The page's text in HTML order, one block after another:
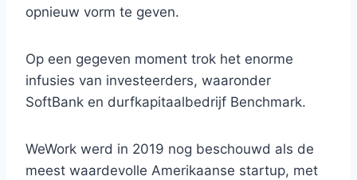
opnieuw vorm te geven.
Op een gegeven moment trok het enorme
infusies van investeerders, waaronder
SoftBank en durfkapitaalbedrijf Benchmark.
WeWork werd in 2019 nog beschouwd als de
meest waardevolle Amerikaanse startup, met